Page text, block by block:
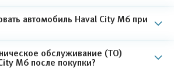
автомобиль Haval City M6 при
обслуживание (ТО)
M6 после покупки?